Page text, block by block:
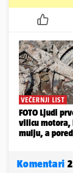
Komentari 2